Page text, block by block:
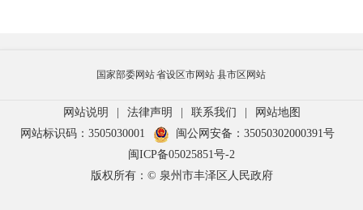
国家部委网站省设区市网站 县市区网站
网站说明 | 法律声明 | 联系我们 |
网站地图
网站标识码：3505030001
闽公网安备：35050302000391号
闽ICP备05025851号-2
版权所有：© 泉州市丰泽区人民政府